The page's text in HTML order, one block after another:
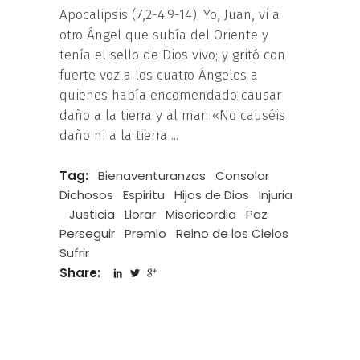
Apocalipsis (7,2-4.9-14): Yo, Juan, vi a
otro Ángel que subía del Oriente y
tenía el sello de Dios vivo; y gritó con
fuerte voz a los cuatro Ángeles a
quienes había encomendado causar
daño a la tierra y al mar: «No causéis
daño ni a la tierra
Tag: Bienaventuranzas
Consolar
Dichosos
Espiritu Hijos de Dios
Injuria
Justicia
Llorar Misericordia
Paz
Perseguir Premio
Reino de los Cielos
Sufrir
Share: